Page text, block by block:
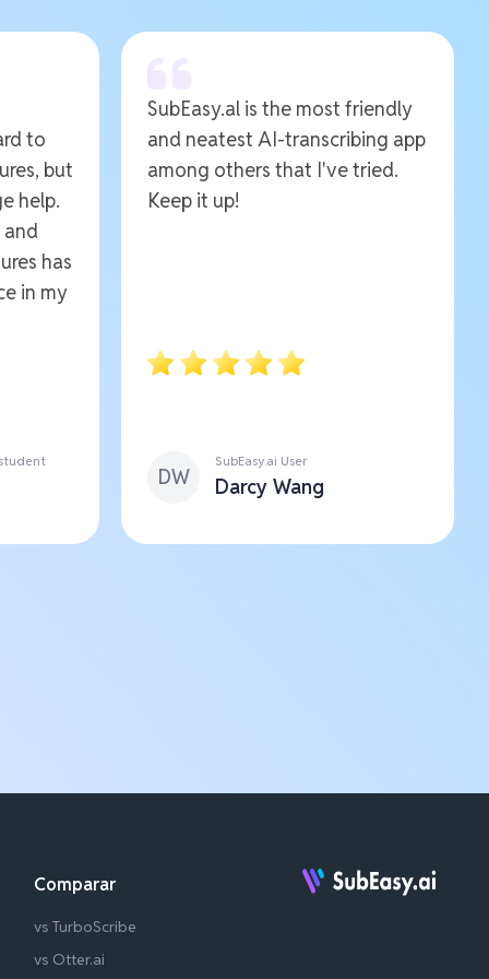
to
but
help.
has
in my
SubEasy.al is the most friendly
and neatest AI-transcribing app
among others that I've tried.
Keep it up!
DW
SubEasy.ai User
Darcy Wang
Comparar
vs TurboScribe
vs Otter.ai